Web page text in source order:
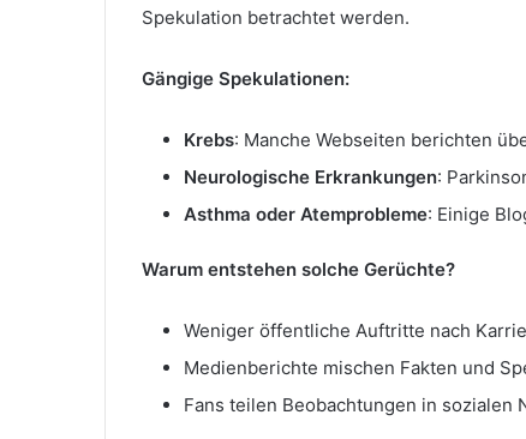
Spekulation betrachtet werden.
Gängige Spekulationen:
Krebs: Manche Webseiten berichten
Neurologische Erkrankungen:
Asthma oder Atemprobleme: Einige
Warum entstehen solche Gerüchte?
Weniger öffentliche Auftritte nach
Medienberichte mischen Fakten und
Fans teilen Beobachtungen in sozialen